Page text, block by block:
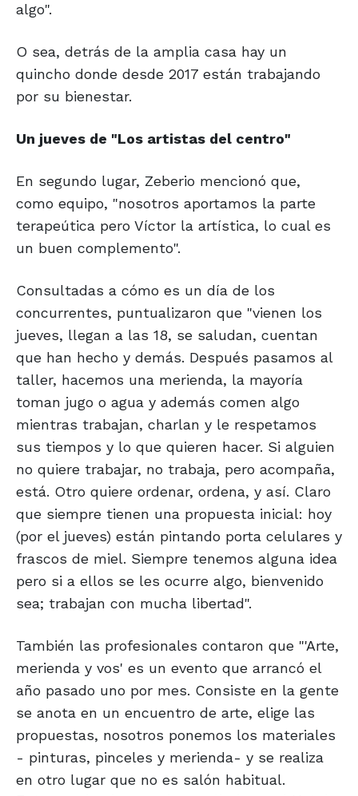
algo".
O sea, detrás de la amplia casa hay un
quincho donde desde 2017 están trabajando
por su bienestar.
Un jueves de "Los artistas del centro"
En segundo lugar, Zeberio mencionó que,
como equipo, "nosotros aportamos la parte
terapeútica pero Víctor la artística, lo cual es
un buen complemento".
Consultadas a cómo es un día de los
concurrentes, puntualizaron que "vienen los
jueves, llegan a las 18, se saludan, cuentan
que han hecho y demás. Después pasamos al
taller, hacemos una merienda, la mayoría
toman jugo o agua y además comen algo
mientras trabajan, charlan y le respetamos
sus tiempos y lo que quieren hacer. Si alguien
no quiere trabajar, no trabaja, pero acompaña,
está. Otro quiere ordenar, ordena, y así. Claro
que siempre tienen una propuesta inicial: hoy
(por el jueves) están pintando porta celulares y
frascos de miel. Siempre tenemos alguna idea
pero si a ellos se les ocurre algo, bienvenido
sea; trabajan con mucha libertad".
También las profesionales contaron que "'Arte,
merienda y vos' es un evento que arrancó el
año pasado uno por mes. Consiste en la gente
se anota en un encuentro de arte, elige las
propuestas, nosotros ponemos los materiales
- pinturas, pinceles y merienda- y se realiza
en otro lugar que no es salón habitual.